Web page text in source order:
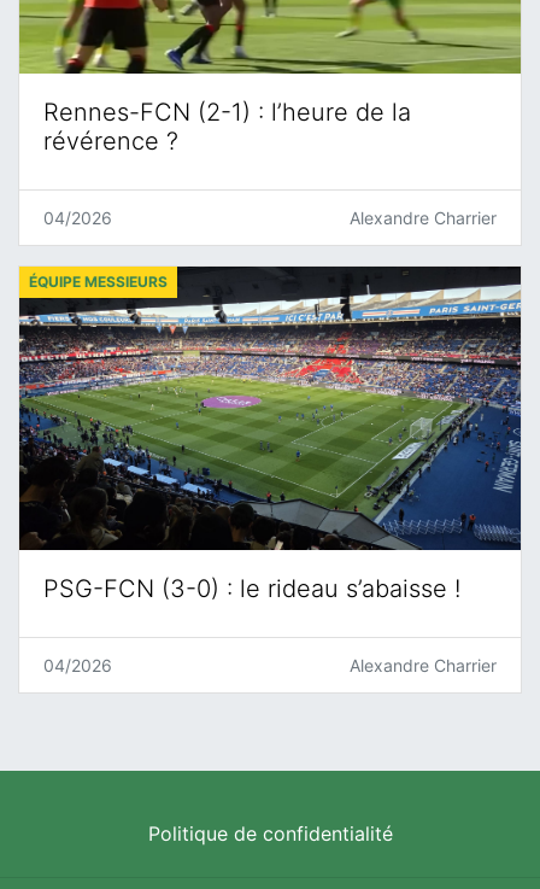
Rennes-FCN (2-1) : l’heure de la
révérence ?
04/2026 Alexandre Charrier
PSG-FCN (3-0) : le rideau s’abaisse !
ÉQUIPE MESSIEURS
04/2026 Alexandre Charrier
Politique de confidentialité